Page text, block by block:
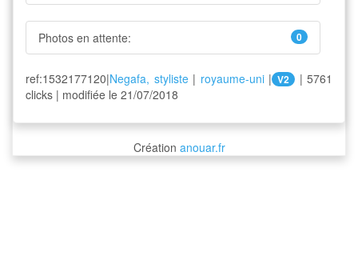
Photos en attente: 0
ref:1532177120|Negafa, styliste| royaume-uni| V2
| 5761
clicks | modifiée le 21/07/2018
Création anouar.fr